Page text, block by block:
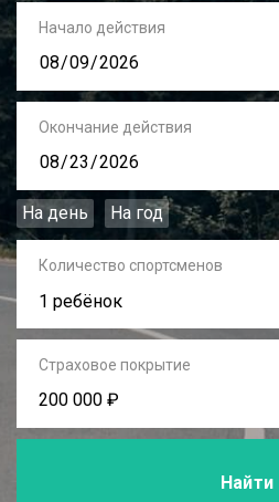
Начало действия
Окончание действия
На день На год
Количество спортсменов
1 ребёнок
Страховое покрытие
200 000 ₽
Найти